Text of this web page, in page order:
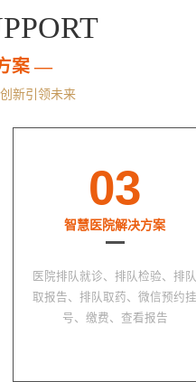
案 —
新引领未来
03
智慧医院解决方案
医院排队就诊、排队检验、排队
取报告、排队取药、微信预约挂
号、缴费、查看报告